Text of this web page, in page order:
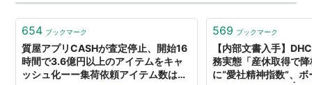
「オクルウル」 導入文 化粧品や美容アイテム、健康食品
などは、購入した…
654 ブックマーク
質屋アプリCASHが査定停止、開始16
時間で3.6億円以上のアイテムをキャ
ッシュ化ーー集荷依頼アイテム数は
569 ブックマーク
【内部文書入手】
務実態「産休取得で
に“愛社精神指数”、